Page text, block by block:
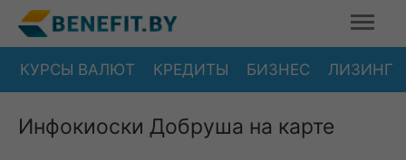
КУРСЫ ВАЛЮТ КРЕДИТЫ БИЗНЕС ЛИЗИНГ
Инфокиоски Добруша на карте